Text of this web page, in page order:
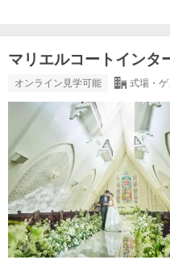
マリエルコートインタ
オンライン見学可能 式場・